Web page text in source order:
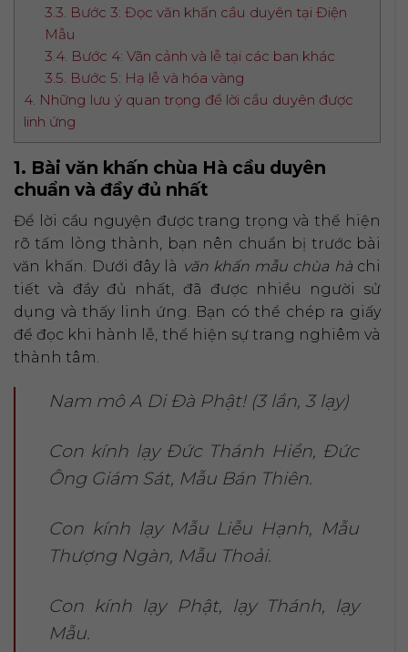
3.3. Bước 3: Đọc văn khấn cầu duyên tại Điện
Mẫu
3.4. Bước 4: Vãn cảnh và lễ tại các ban khác
3.5. Bước 5: Hạ lễ và hóa vàng
4. Những lưu ý quan trọng để lời cầu duyên được
linh ứng
1. Bài văn khấn chùa Hà cầu duyên
chuẩn và đầy đủ nhất
Để lời cầu nguyện được trang trọng và thể hiện
rõ tấm lòng thành, bạn nên chuẩn bị trước bài
văn khấn. Dưới đây là văn khấn mẫu chùa hàchi
tiết và đầy đủ nhất, đã được nhiều người sử
dụng và thấy linh ứng. Bạn có thể chép ra giấy
để đọc khi hành lễ, thể hiện sự trang nghiêm và
thành tâm.
Nam mô A Di Đà Phật! (3 lần, 3 lạy)
Con kính lạy Đức Thánh Hiền, Đức
Ông Giám Sát, Mẫu Bán Thiên.
Con kính lạy Mẫu Liễu Hạnh, Mẫu
Thượng Ngàn, Mẫu Thoải.
Con kính lạy Phật, lạy Thánh, lạy
Mẫu.